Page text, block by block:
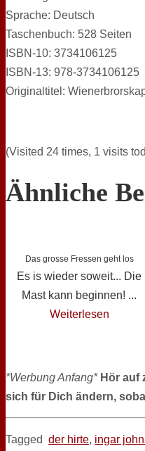
Sprache: Deutsch
Taschenbuch: 528 Seiten
ISBN-10: 3734106125
ISBN-13: 978-3734106125
Originaltitel:
(Visited 24 times, 1 visits
Ähnliche
Das grosse Fressen geht los
Es is wieder soweit... Die
Mast kann beginnen! ...
Weiterlesen
*Werbung Anfang* Hör auf
sich für Dich ändern,
Tagged der hirte, ingar